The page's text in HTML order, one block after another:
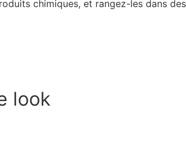
chimiques, et rangez-les dans
look